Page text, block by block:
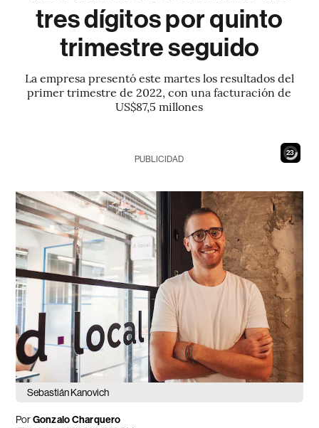
tres dígitos por quinto
trimestre seguido
La empresa presentó este martes los resultados del
primer trimestre de 2022, con una facturación de
US$87,5 millones
22
PUBLICIDAD
Sebastián Kanovich
PorGonzalo Charquero